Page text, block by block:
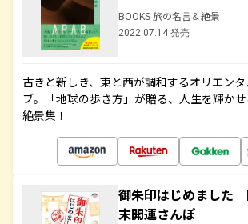
BOOKS 旅の名言＆絶景
2022.07.14 発売
古きと新しき、東と西が調和するオリエン
ブ。「地球の歩き方」が贈る、人生を輝か
絶景集！
御朱印はじめまし
末開運さんぽ